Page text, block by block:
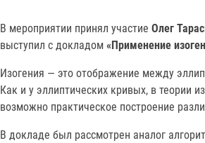
В мероприятии принял участие Олег
выступил с докладом «Применение
Изогения — это отображение между
Как и у эллиптических кривых, в теории
возможно практическое построение
В докладе был рассмотрен аналог